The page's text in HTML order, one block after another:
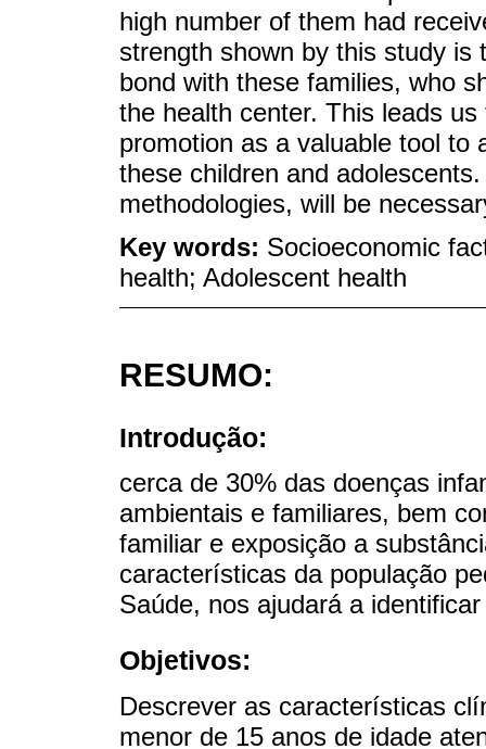
high number of them had
strength shown by this study is
bond with these families, who
the health center. This leads
promotion as a valuable tool to
these children and
methodologies, will be
Key words: Socioeconomic
health; Adolescent health
RESUMO:
Introdução:
cerca de 30% das doenças
ambientais e familiares, bem
familiar e exposição a
características da população
Saúde, nos ajudará a
Objetivos:
Descrever as características
menor de 15 anos de idade